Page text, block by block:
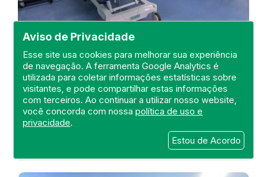
Aviso de Privacidade
Esse site usa cookies para melhorar sua experiência
de navegação. A ferramenta Google Analytics é
utilizada para coletar informações estatísticas sobre
visitantes, e pode compartilhar estas informações
com terceiros. Ao continuar a utilizar nosso website,
você concorda com nossapolítica de uso e
privacidade.
Estou de Acordo
Visita a UPA 24h de Rocha
DEFIS
02 de September de 2024
FISCALIZAÇÃO RIO DE JANEIRO
DEFIS
ROCHA MIRANDA